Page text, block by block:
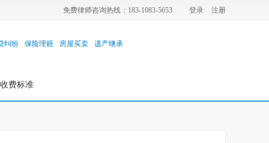
免费律师咨询热线：183-1083-5653 登录 注册
纠纷 保险理赔 房屋买卖 遗产继承
费标准